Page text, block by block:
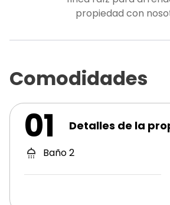
propiedad con
Comodidades
01 Detalles de la
Baño2